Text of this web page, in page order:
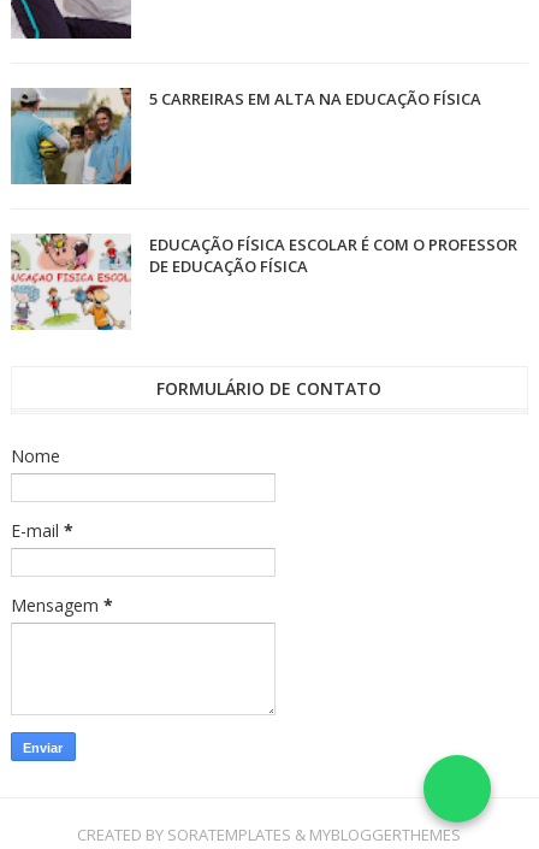
5 CARREIRAS EM ALTA NA EDUCAÇÃO FÍSICA
EDUCAÇÃO FÍSICA ESCOLAR É COM O PROFESSOR
DE EDUCAÇÃO FÍSICA
FORMULÁRIO DE CONTATO
Nome
E-mail *
Mensagem *
CREATED BY SORATEMPLATES & MYBLOGGERTHEMES